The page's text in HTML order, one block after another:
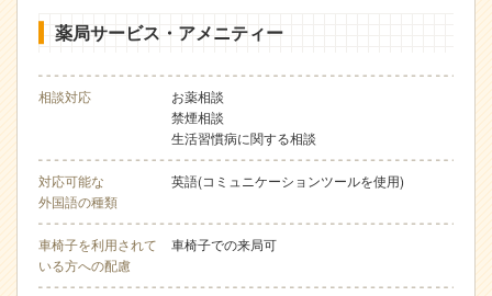
薬局サービス・アメニティー
相談対応
お薬相談
禁煙相談
生活習慣病に関する相談
対応可能な
外国語の種類
英語(コミュニケーションツールを使用)
車椅子を利用されて
いる方への配慮
車椅子での来局可